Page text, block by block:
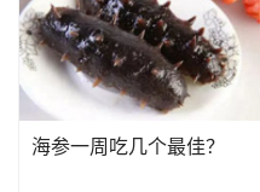
海参一周吃几个最佳？